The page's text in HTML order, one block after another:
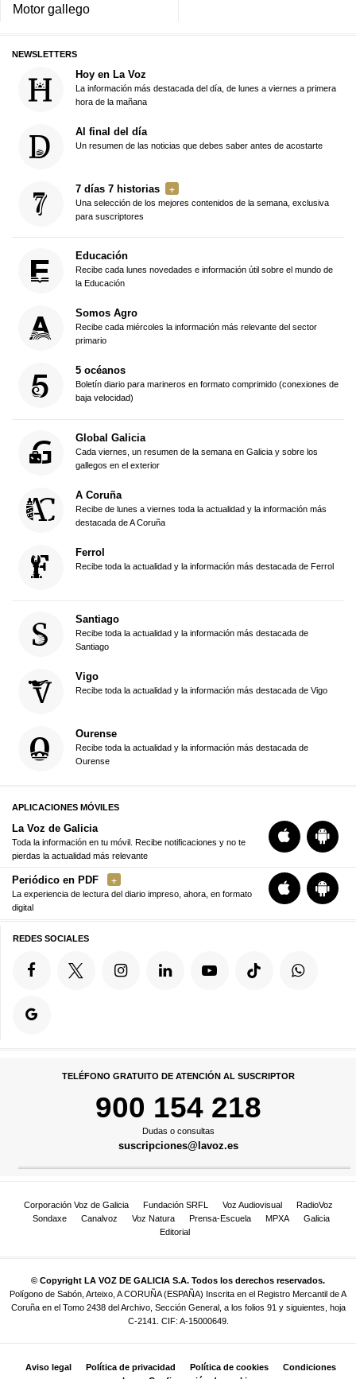
Motor gallego
NEWSLETTERS
Hoy en La Voz
La información más destacada del día, de lunes a viernes a primera
hora de la mañana
Al final del día
Un resumen de las noticias que debes saber antes de acostarte
7 días 7 historias
Una selección de los mejores contenidos de la semana, exclusiva
para suscriptores
Educación
Recibe cada lunes novedades e información útil sobre el mundo de
la Educación
Somos Agro
Recibe cada miércoles la información más relevante del sector
primario
5 océanos
Boletín diario para marineros en formato comprimido (conexiones de
baja velocidad)
Global Galicia
Cada viernes, un resumen de la semana en Galicia y sobre los
gallegos en el exterior
A Coruña
Recibe de lunes a viernes toda la actualidad y la información más
destacada de A Coruña
Ferrol
Recibe toda la actualidad y la información más destacada de Ferrol
Santiago
Recibe toda la actualidad y la información más destacada de
Santiago
Vigo
Recibe toda la actualidad y la información más destacada de Vigo
Ourense
Recibe toda la actualidad y la información más destacada de
Ourense
APLICACIONES MÓVILES
La Voz de Galicia
Toda la información en tu móvil. Recibe notificaciones y no te
pierdas la actualidad más relevante
Periódico en PDF
La experiencia de lectura del diario impreso, ahora, en formato
digital
REDES SOCIALES
TELÉFONO GRATUITO DE ATENCIÓN AL SUSCRIPTOR
900 154 218
Dudas o consultas
suscripciones@lavoz.es
Corporación Voz de Galicia Fundación SRFL Voz Audiovisual
RadioVoz
Sondaxe
Canalvoz Voz Natura Prensa-Escuela MPXA
Galicia
Editorial
© Copyright LA VOZ DE GALICIA S.A. Todos los derechos reservados.
Polígono de Sabón, Arteixo, A CORUÑA (ESPAÑA) Inscrita en el Registro Mercantil de A
Coruña en el Tomo 2438 del Archivo, Sección General, a los folios 91 y siguientes, hoja
C-2141. CIF: A-15000649.
Aviso legal Política de privacidad Política de cookies
Condiciones